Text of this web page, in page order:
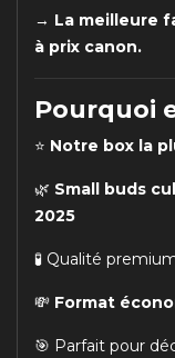
→ La meilleure
à prix canon.
Pourquoi
⭐ Notre box la
🌿 Small buds
2025
🧪 Qualité
💸 Format
🎯 Parfait pour